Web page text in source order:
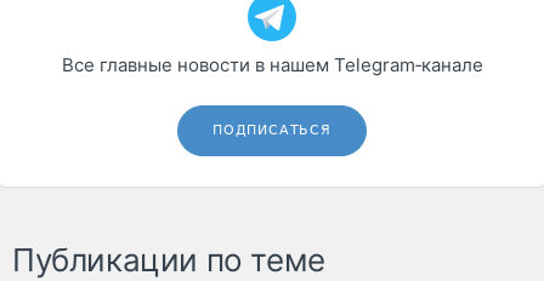
Все главные новости в нашем Telegram‑канале
ПОДПИСАТЬСЯ
Публикации по теме